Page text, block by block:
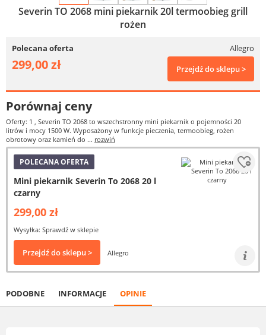
Severin TO 2068 mini piekarnik 20l termoobieg grill
rożen
Polecana oferta Allegro
299,00 zł Przejdź do sklepu >
Porównaj ceny
Oferty: 1 , Severin TO 2068 to wszechstronny mini piekarnik o pojemności 20
litrów i mocy 1500 W. Wyposażony w funkcje pieczenia, termoobieg, rożen
obrotowy oraz kamień do ... rozwiń
POLECANA OFERTA
Mini piekarnik Severin To 2068 20 l
czarny
299,00 zł
Wysyłka: Sprawdź w sklepie
Przejdź do sklepu > Allegro
PODOBNE INFORMACJE OPINIE